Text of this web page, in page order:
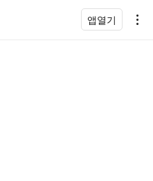
앱열기